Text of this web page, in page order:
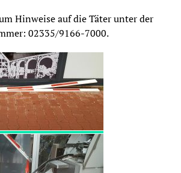
Hinweise auf die Täter unter der
02335/9166-7000.